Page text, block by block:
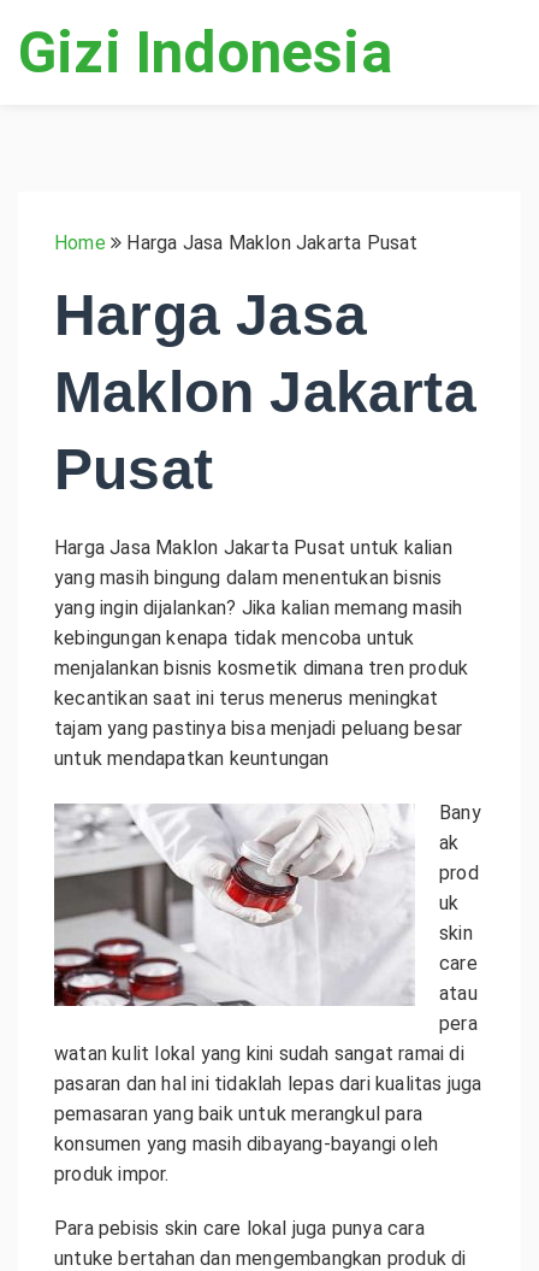
Gizi Indonesia
Home Harga Jasa Maklon Jakarta Pusat
Harga Jasa
Maklon Jakarta
Pusat
Harga Jasa Maklon Jakarta Pusat untuk kalian
yang masih bingung dalam menentukan bisnis
yang ingin dijalankan? Jika kalian memang masih
kebingungan kenapa tidak mencoba untuk
menjalankan bisnis kosmetik dimana tren produk
kecantikan saat ini terus menerus meningkat
tajam yang pastinya bisa menjadi peluang besar
untuk mendapatkan keuntungan
Bany
ak
prod
uk
skin
care
atau
pera
watan kulit lokal yang kini sudah sangat ramai di
pasaran dan hal ini tidaklah lepas dari kualitas juga
pemasaran yang baik untuk merangkul para
konsumen yang masih dibayang-bayangi oleh
produk impor.
Para pebisis skin care lokal juga punya cara
untuke bertahan dan mengembangkan produk di